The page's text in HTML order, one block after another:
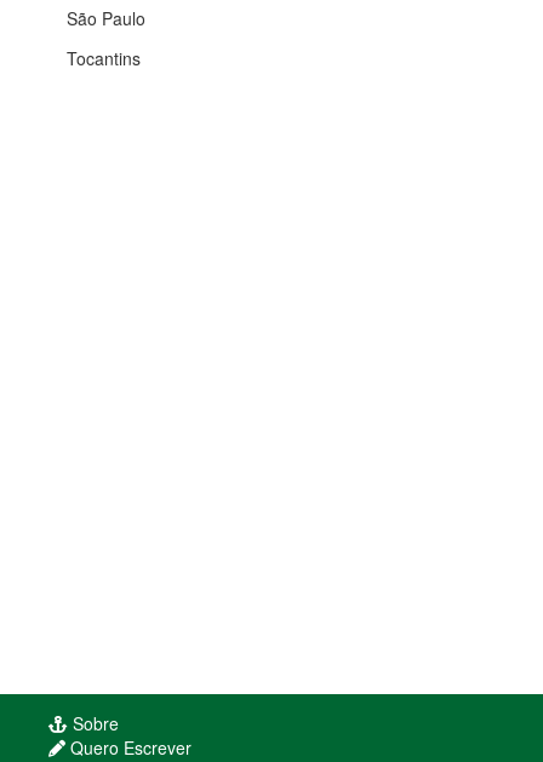
São Paulo
Tocantins
Sobre
Quero Escrever